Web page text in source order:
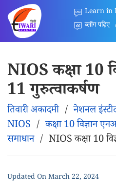
Learn in
ब्लॉग पढ़िए
NIOS कक्षा 10
11 गुरुत्वाकर्षण
तिवारी अकादमी/नेशनल
NIOS /कक्षा 10 विज्ञान
समाधान/ NIOS कक्षा 10
Updated OnMarch 22, 2024